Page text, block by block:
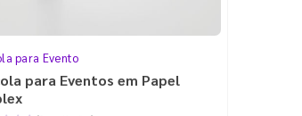
para Evento
para Eventos em Papel